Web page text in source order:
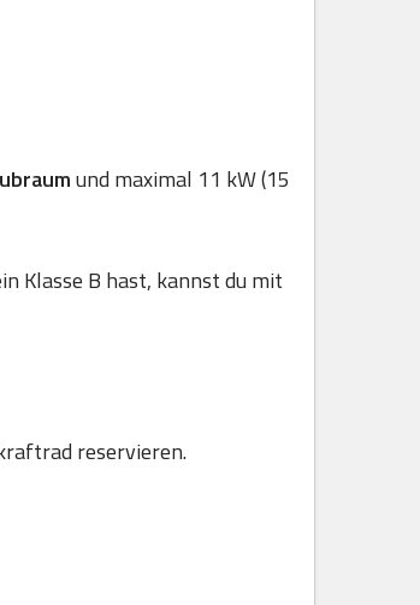
und maximal 11 kW (15
Klasse B hast, kannst du mit
reservieren.